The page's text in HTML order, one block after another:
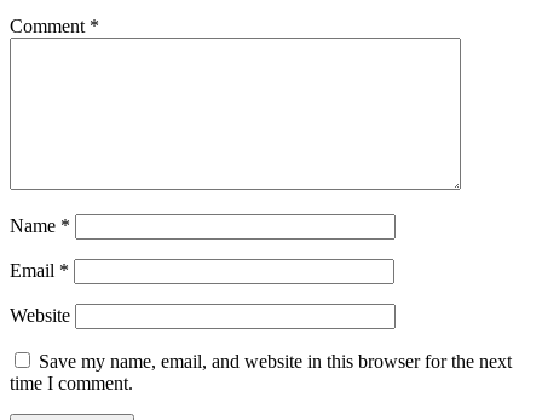
Comment *
Name *
Email *
Website
Save my name, email, and website in this browser for the next
time I comment.